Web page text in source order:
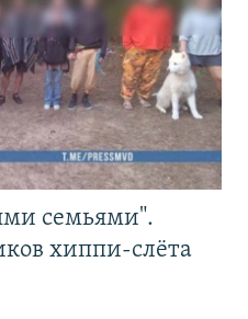
семьями".
хиппи-слёта